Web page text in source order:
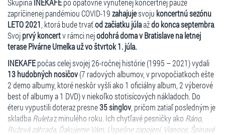
SkupinaINEKAFEpo opätovne vynútenej koncertnej pauze
zapríčinenej pandémiou COVID-19zahajujesvoju koncertnú sezónu
LETO 2021 , ktorá bude trvaťod začiatku júlaaždo konca septembra.
Svojprvý koncertv rámci nejodohrá doma v Bratislave na letnej
terase Pivárne Umelka už vo štvrtok 1. júla.
INEKAFEpočas celej svojej 26-ročnej histórie (1995 – 2021) vydali
13 hudobných nosičov(7 radových albumov, v prvopočiatkoch ešte
2 demo albumy, ktoré neskôr vyšli ako 1 oficiálny album, 2 výberové
best of albumy a 1 DVD) v niekoľko stotisícových nákladoch. Do
éteru vypustili doteraz presne35 singlov , pričom zatiaľ posledným je
skladbaRuletaz minulého roku. Ich chytľavé pesničky ako Ráno,
Ružová záhrada, Ďakujeme Vám, Úspešne zapojení, Vianoce, Špinavé